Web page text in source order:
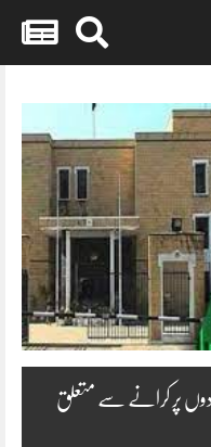
پر کرانے سے متعلق